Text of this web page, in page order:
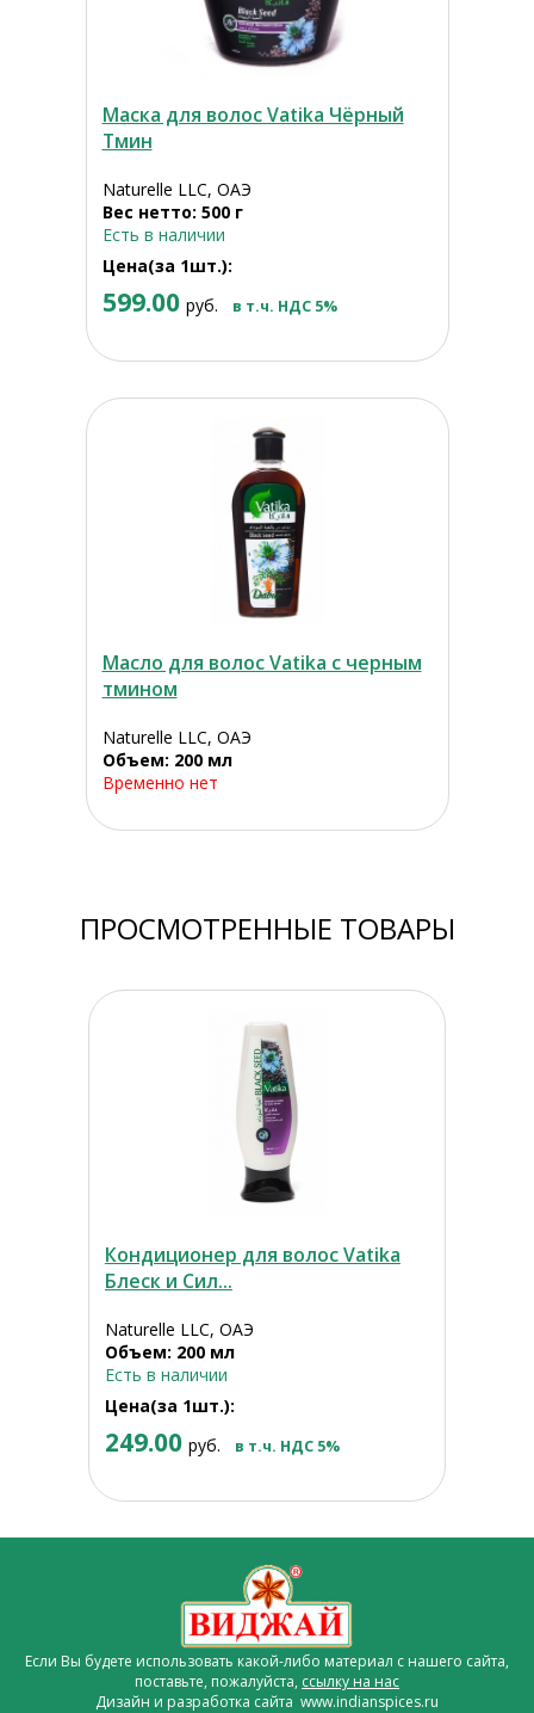
Маска для волос Vatika Чёрный
Тмин
Naturelle LLC, ОАЭ
Вес нетто: 500 г
Есть в наличии
Цена(за 1шт.):
599.00 руб. в т.ч. НДС 5%
Масло для волос Vatika с черным
тмином
Naturelle LLC, ОАЭ
Объем: 200 мл
Временно нет
ПРОСМОТРЕННЫЕ ТОВАРЫ
Кондиционер для волос Vatika
Блеск и Сил...
Naturelle LLC, ОАЭ
Объем: 200 мл
Есть в наличии
Цена(за 1шт.):
249.00 руб. в т.ч. НДС 5%
Если Вы будете использовать какой-либо материал с нашего сайта,
поставьте, пожалуйста, ссылку на нас
Дизайн и разработка сайта www.indianspices.ru